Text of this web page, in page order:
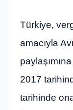
Türkiye,
amacıyla
2017
tarihinde